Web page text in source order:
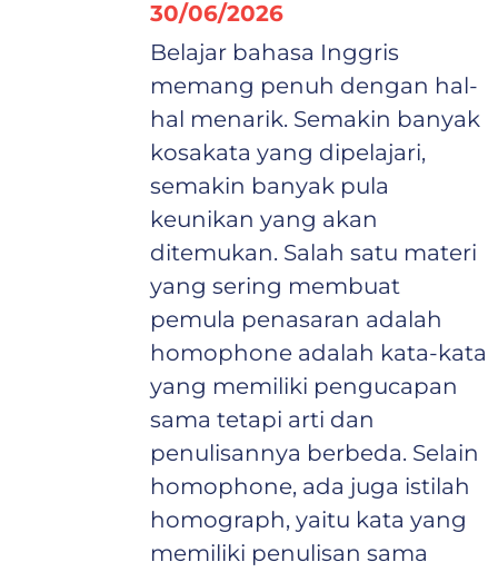
30/06/2026
Belajar bahasa Inggris
memang penuh dengan hal-
hal menarik. Semakin banyak
kosakata yang dipelajari,
semakin banyak pula
keunikan yang akan
ditemukan. Salah satu materi
yang sering membuat
pemula penasaran adalah
homophone adalah kata-kata
yang memiliki pengucapan
sama tetapi arti dan
penulisannya berbeda. Selain
homophone, ada juga istilah
homograph, yaitu kata yang
memiliki penulisan sama